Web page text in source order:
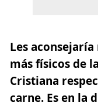
Les
más físicos de
Cristiana
carne. Es en la